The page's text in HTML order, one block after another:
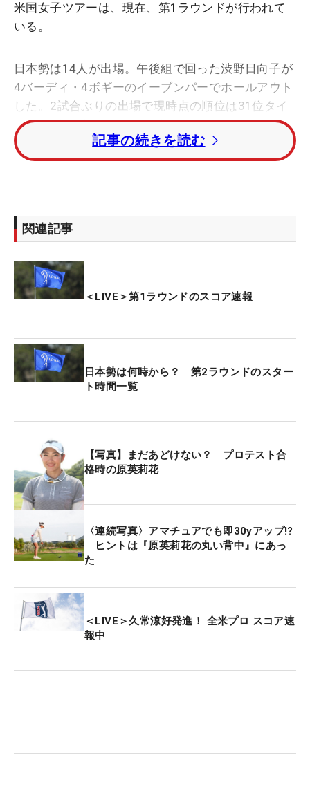
米国女子ツアーは、現在、第1ラウンドが行われて
いる。
日本勢は14人が出場。午後組で回った渋野日向子が
4バーディ・4ボギーのイーブンパーでホールアウト
した。2試合ぶりの出場で現時点の順位は31位タイ
と、まずまずのスタートを切った。
竹田麗央が4アンダーの暫定首位で後半をプレー
イーブンパー、岩井明愛は1オーバー。吉田優利は4
オーバーで初日の競技を終えた。
午前組は山下美夢有がイーブンパー、岩井千怜、笹
生優花が2オーバー、畑岡奈紗が3オーバー、馬場咲
今大会の賞金総額は200万ドル（約3億1500万
円）。優勝者には30万ドル（約4700万円）が贈ら
れる。
記事の続きを読む
関連記事
＜LIVE＞第1ラウンドのスコア速報
日本勢は何時から？ 第2ラウンドのスター
ト時間一覧
【写真】まだあどけない？ プロテスト合
格時の原英莉花
〈連続写真〉アマチュアでも即30yアップ!?
ヒントは『原英莉花の丸い背中』にあっ
た
＜LIVE＞久常涼好発進！ 全米プロ スコア速
報中